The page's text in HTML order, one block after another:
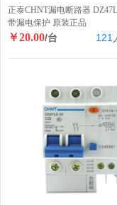
正泰CHNT漏电断路器
带漏电保护 原装正品
￥20.00/台 121